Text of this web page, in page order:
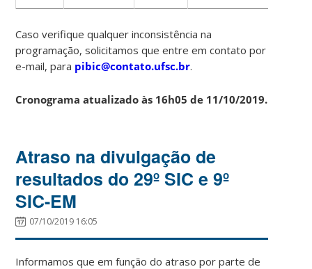
Caso verifique qualquer inconsistência na
programação, solicitamos que entre em contato por
e-mail, para pibic@contato.ufsc.br.
Cronograma atualizado às 16h05 de 11/10/2019.
Atraso na divulgação de
resultados do 29º SIC e 9º
SIC-EM
07/10/2019 16:05
Informamos que em função do atraso por parte de